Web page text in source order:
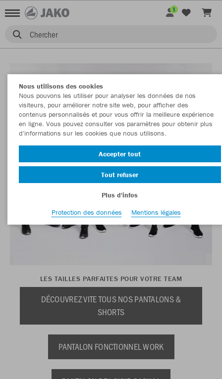
Chercher
1
LES TAILLES PARFAITES POUR VOTRE TEAM
DÉCOUVREZ VITE TOUS NOS PANTALONS &
SHORTS
PANTALON FONCTIONNEL WORK
Nous utilisons des cookies
Nous pouvons les utiliser pour analyser les données de nos
visiteurs, pour améliorer notre site web, pour afficher des
contenus personnalisés et pour vous offrir la meilleure expérience
en ligne. Vous pouvez consulter vos paramètres pour obtenir plus
d'informations sur les cookies que nous utilisons.
Accepter tout
Tout refuser
Plus d'infos
Protection des données
Mentions légales